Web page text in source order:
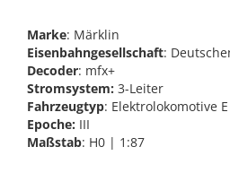
Marke: Märklin
Eisenbahngesellschaft:
Decoder: mfx+
Stromsystem: 3-Leiter
Fahrzeugtyp: Elektrolokomotive
Epoche: III
Maßstab: H0 | 1:87